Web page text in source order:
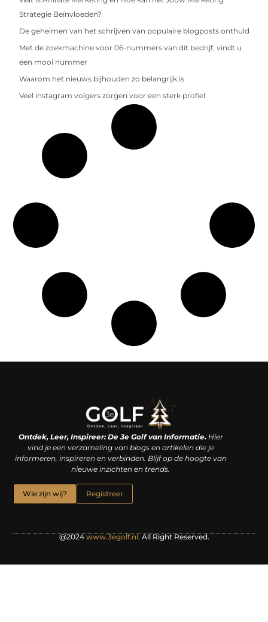
Strategie Beïnvloeden?
De geheimen van het schrijven van populaire blogposts onthuld
Met de zoekmachine voor 06-nummers van dit bedrijf, vindt u
een mooi nummer
Waarom het nieuws bijhouden zo belangrijk is
Veel instagram volgers zorgen voor een sterk profiel
Ontdek, Leer, Inspireer: De 3e Golf van Informatie.Hier
vind je een verzameling van blogs en artikelen die je
informeren, inspireren en verbinden. Blijf op de hoogte van
nieuwe inzichten en trends.
Wie zijn wij? Registreer
@2024 www.3egolf.nl. All Right Reserved.